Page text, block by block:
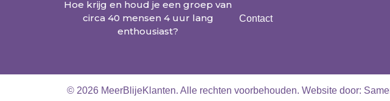
Hoe krijg en houd je een groep van
circa 40 mensen 4 uur lang
enthousiast?
Contact
© 2026 MeerBlijeKlanten. Alle rechten voorbehouden. Website door: